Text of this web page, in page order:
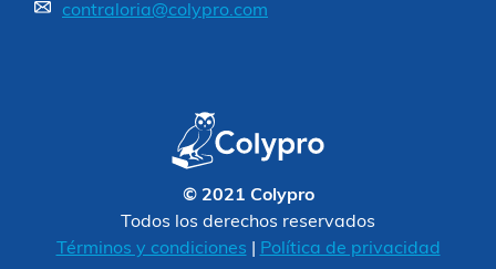
contraloria@colypro.com
© 2021 Colypro
Todos los derechos reservados
Términos y condiciones
Política de privacidad